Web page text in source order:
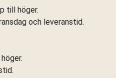
till höger.
och leveranstid.